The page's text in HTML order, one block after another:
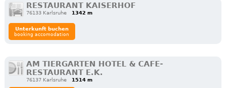
RESTAURANT KAISERHOF
76133 Karlsruhe 1342 m
Unterkunft buchen
booking accomodation
AM TIERGARTEN HOTEL & CAFE-
RESTAURANT E.K.
76137 Karlsruhe 1514 m